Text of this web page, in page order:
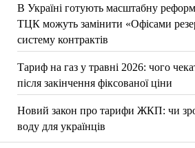
В Україні готують масштабну
ТЦК можуть замінити «Офісами
систему контрактів
Тариф на газ у травні 2026: чого
після закінчення фіксованої ціни
Новий закон про тарифи ЖКП: чи
воду для українців